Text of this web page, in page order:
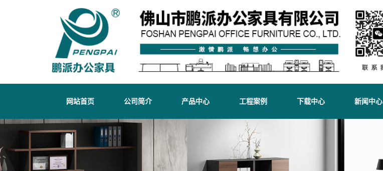
网站首页 公司简介 产品中心 工程案例 下载中心 新闻中心